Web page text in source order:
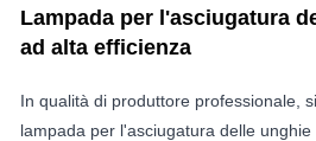
Lampada per l'asciugatura
ad alta efficienza
In qualità di produttore professionale,
lampada per l'asciugatura delle